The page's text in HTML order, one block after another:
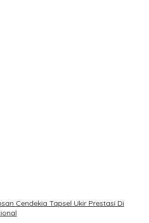
Cendekia Tapsel Ukir Prestasi Di